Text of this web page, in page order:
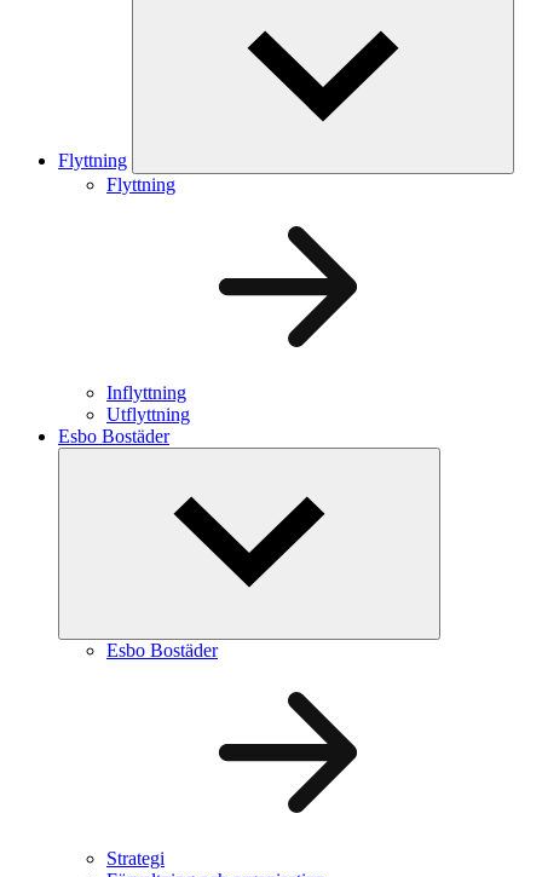
Flyttning
Flyttning
Inflyttning
Utflyttning
Esbo Bostäder
Esbo Bostäder
Strategi